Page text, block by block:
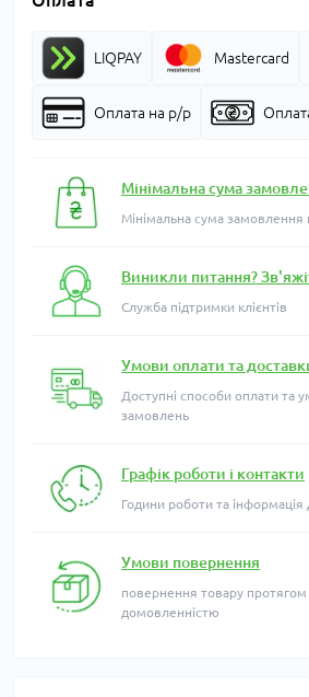
LIQPAY Mastercard
Оплата на р/р
Мінімальна сума
Мінімальна сума замовлення
Виникли питання?
Служба підтримки клієнтів
Умови оплати та
Доступні способи оплати та
замовлень
Графік роботи і контакти
Години роботи та інформація
Умови повернення
повернення товару протягом
домовленністю